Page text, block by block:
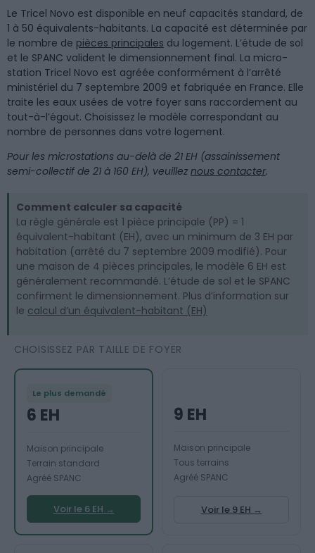
Le Tricel Novo est disponible en neuf capacités standard, de
1 à 50 équivalents-habitants. La capacité est déterminée par
le nombre de pièces principales du logement. L’étude de sol
et le SPANC valident le dimensionnement final. La micro-
station Tricel Novo est agréée conformément à l’arrêté
ministériel du 7 septembre 2009 et fabriquée en France. Elle
traite les eaux usées de votre foyer sans raccordement au
tout-à-l’égout. Choisissez le modèle correspondant au
nombre de personnes dans votre logement.
Pour les microstations au-delà de 21 EH (assainissement
semi-collectif de 21 à 160 EH), veuillez nous contacter.
Comment calculer sa capacité
La règle générale est 1 pièce principale (PP) = 1
équivalent-habitant (EH), avec un minimum de 3 EH par
habitation (arrêté du 7 septembre 2009 modifié). Pour
une maison de 4 pièces principales, le modèle 6 EH est
généralement recommandé. L’étude de sol et le SPANC
confirment le dimensionnement. Plus d’information sur
le calcul d’un équivalent-habitant (EH)
CHOISISSEZ PAR TAILLE DE FOYER
Le plus demandé
6 EH
Maison principale
Terrain standard
Agréé SPANC
Voir le 6 EH →
9 EH
Maison principale
Tous terrains
Agréé SPANC
Voir le 9 EH →